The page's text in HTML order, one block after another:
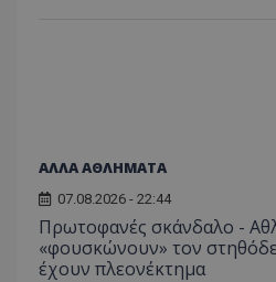
ΑΛΛΑ ΑΘΛΗΜΑΤΑ
07.08.2026 - 22:44
Πρωτοφανές σκάνδαλο -
«φουσκώνουν» τον
έχουν πλεονέκτημα